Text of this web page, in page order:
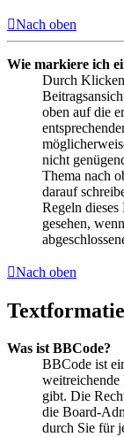
Nach oben
Wie markiere ich
Durch
oben auf die
nicht
Thema nach
darauf
Regeln
gesehen,
Nach oben
Was ist BBCode?
BBCode ist
gibt. Die
die Board-
durch Sie für